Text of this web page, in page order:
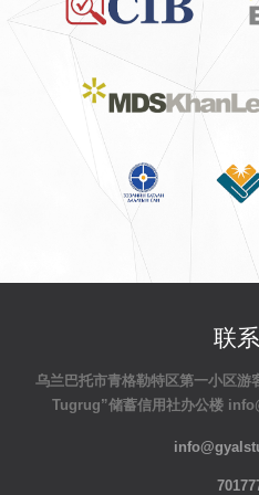
联
乌兰巴托市青格勒特区第一小区
Tugrug”储蓄信用社办公楼